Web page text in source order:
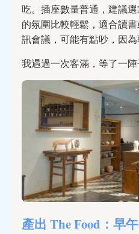
吃。插座數量普通，建議
的氛圍比較輕鬆，適合讀
訊會議，可能有點吵，因為
我遇過一次客滿，等了一陣
產出 The Food：早